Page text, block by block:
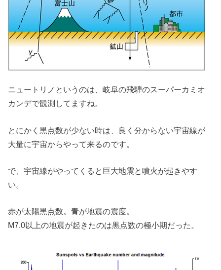
ニュートリノというのは、岐阜の飛騨のスーパーカミオ
カンデで観測してますね。
とにかく黒点数が少ない時は、良く分からない宇宙線が
大量に宇宙からやって来るのです。
で、宇宙線がやってくると巨大地震と噴火が起きやす
い。
赤が太陽黒点数。青が地震の震度。
M7.0以上の地震が起きたのは黒点数の極小期だった。